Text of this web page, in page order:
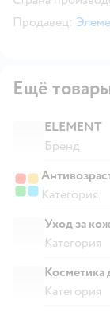
Продавец:
Ещё
ELEMENT
Бренд
Категория
Уход за
Категория
Косметика
Категория